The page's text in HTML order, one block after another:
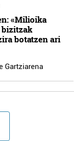
«Milioika
botatzen ari
Gartziarena